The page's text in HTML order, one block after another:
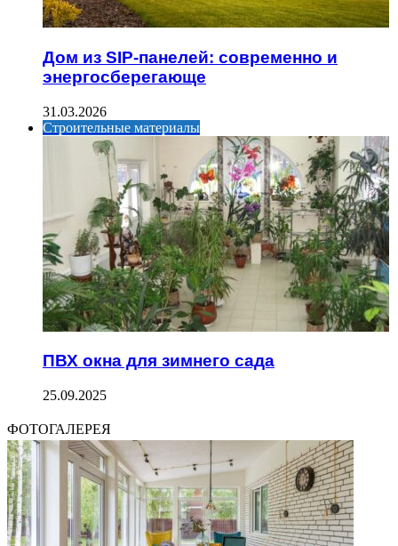
Дом из SIP-панелей: современно и
энергосберегающе
31.03.2026
Строительные материалы
ПВХ окна для зимнего сада
25.09.2025
ФОТОГАЛЕРЕЯ